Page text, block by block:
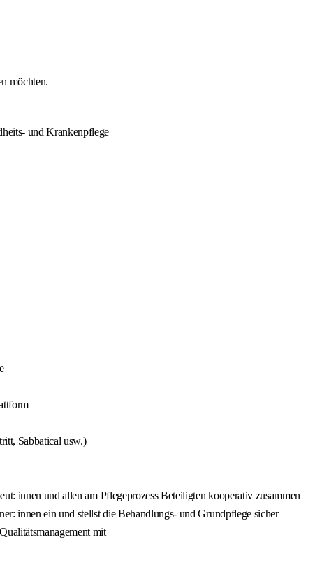
möchten.
und Krankenpflege
Sabbatical usw.)
innen und allen am Pflegeprozess Beteiligten kooperativ zusammen
innen ein und stellst die Behandlungs- und Grundpflege sicher
mit